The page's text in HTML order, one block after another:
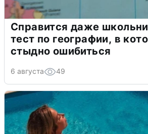
Справится даже
тест по географии, в
стыдно ошибиться
6 августа 49